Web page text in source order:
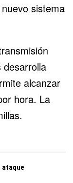
sistema
desarrolla
alcanzar
hora. La
ataque